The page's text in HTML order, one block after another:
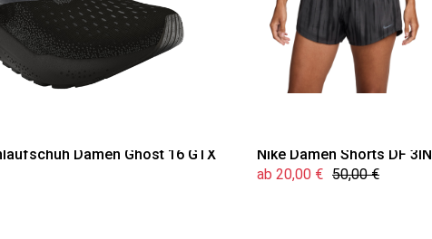
Damen Ghost 16 GTX
Nike Damen Shorts DF 3IN
ab 20,00 € 50,00 €